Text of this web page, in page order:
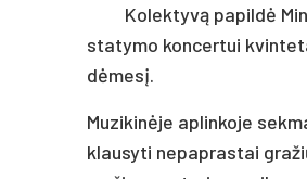
Ko­lek­ty­vą pa­pil­dė
sta­ty­mo kon­cer­tui
dė­me­sį.
Mu­zi­ki­nė­je ap­lin­ko­je
klau­sy­ti ne­pap­ras­tai